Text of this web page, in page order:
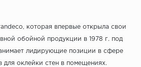
которая впервые открыла свои
обойной продукции в 1978 г. под
лидирующие позиции в сфере
для оклейки стен в помещениях.